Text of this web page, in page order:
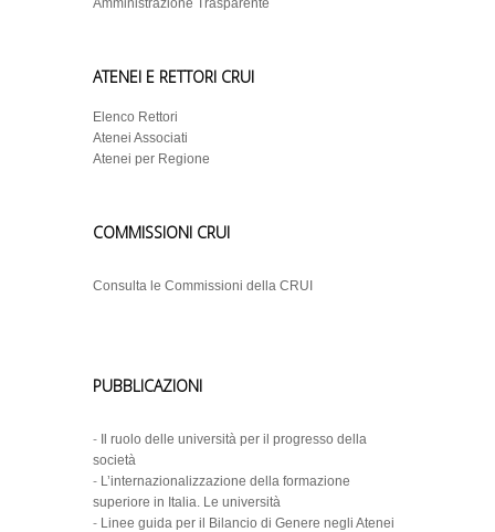
Amministrazione Trasparente
ATENEI E RETTORI CRUI
Elenco Rettori
Atenei Associati
Atenei per Regione
COMMISSIONI CRUI
Consulta le Commissioni della CRUI
PUBBLICAZIONI
-
Il ruolo delle università per il progresso della
società
- L’internazionalizzazione della formazione
superiore in Italia. Le università
- Linee guida per il Bilancio di Genere negli Atenei